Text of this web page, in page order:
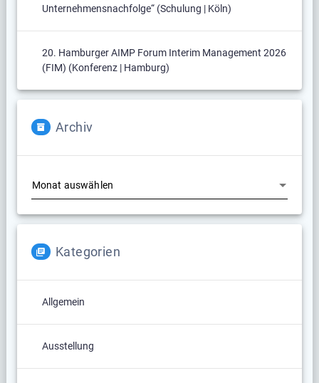
Unternehmensnachfolge“ (Schulung | Köln)
20. Hamburger AIMP Forum Interim Management 2026
(FIM) (Konferenz | Hamburg)
Archiv
Kategorien
Allgemein
Ausstellung